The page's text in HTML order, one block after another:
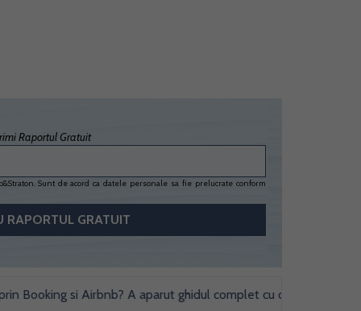
Raportul Gratuit
Sunt de acord ca datele personale sa fie prelucrate conform
si Airbnb? A aparut ghidul complet cu obligatii fiscale si